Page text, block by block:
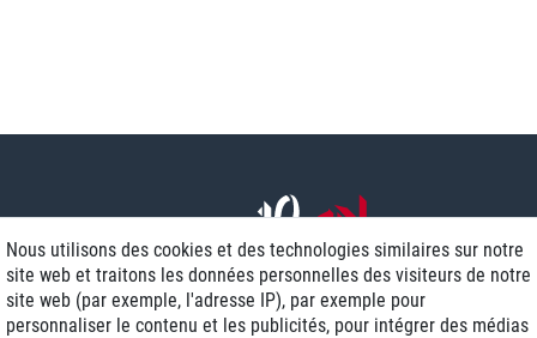
Nous utilisons des cookies et des technologies similaires sur notre
site web et traitons les données personnelles des visiteurs de notre
site web (par exemple, l'adresse IP), par exemple pour
personnaliser le contenu et les publicités, pour intégrer des médias